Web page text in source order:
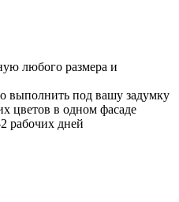
любого размера и
выполнить под вашу задумку
цветов в одном фасаде
рабочих дней